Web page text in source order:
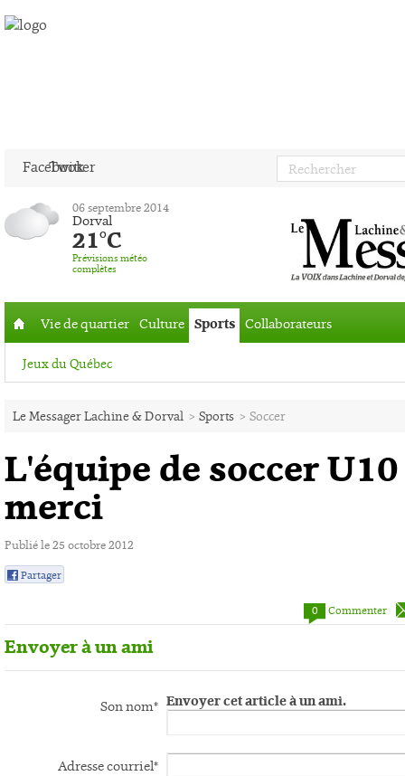
Facebook
Twitter
06 septembre 2014
Dorval
21°C
Prévisions météo
complètes
Accueil
Vie de quartier Culture Sports Collaborateurs
Jeux du Québec
Le Messager Lachine & Dorval > Sports > Soccer
L'équipe de soccer
merci
Publié le 25 octobre 2012
Partager
0
Commenter
Envoyer à un ami
Envoyer cet article à un ami.
Son nom*
Adresse courriel*